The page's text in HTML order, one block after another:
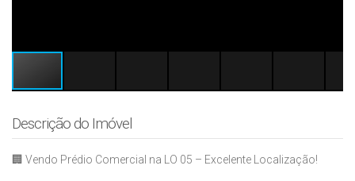
Descrição do Imóvel
🏢 Vendo Prédio Comercial na LO 05 – Excelente Localização!